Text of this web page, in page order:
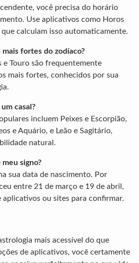
você precisa do horário
Use aplicativos como Horos
calculam isso automaticamente.
mais fortes do zodíaco?
e Touro são frequentemente
mais fortes, conhecidos por sua
casal?
incluem Peixes e Escorpião,
e Aquário, e Leão e Sagitário,
natural.
signo?
sua data de nascimento. Por
entre 21 de março e 19 de abril,
aplicativos ou sites para confirmar.
mais acessível do que
de aplicativos, você certamente